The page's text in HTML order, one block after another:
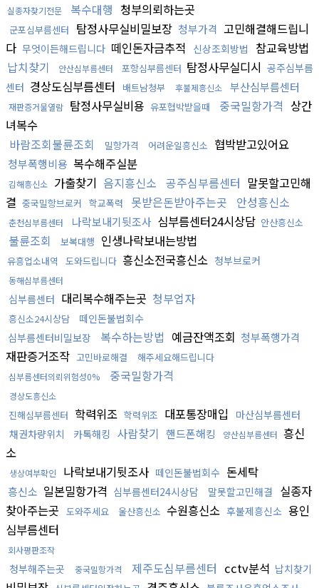
실종자찾기전문 복수대행 청부의뢰하는곳
군포심부름센터 탐정사무실비밀보장 청부가격 고민해결해드립니
다 무엇이든해드립니다 떼인돈자금추적 신상조회방법
참교육방법
납치찾기
안산심부름센터 포항심부름센터 탐정사무실디시 공주심부름
센터 경상도심부름센터 배트남청부 후불제흥신소 부산심부름센터
재판증거물열람 탐정사무실비용 유포협박받을때 중국밀항가격 상간
녀복수
바람조회불륜조회
밀항가격 어려운일흥신소 협박받고있어요
청부폭행비용 복수해주실분
김해흥신소 가출찾기 음지흥신소 공주심부름센터 말못할고민해
결 중국밀항브로커 학교폭력 못받은돈받아주는곳 안성흥신소
춘천심부름센터 나락보내기뒷조사 심부름센터24시상담 안산흥신소
불륜조회 보복대행 인생나락보내는방법
유흥업소내역 도와드립니다 흥신소전국흥신소 청부브로커
동해심부름센터
심부름센터 대리복수해주는곳 청부업자
흥신소24시상담
떼인돈불법회수
심부름센터비밀보장
복수하는방법 예금잔액조회 청부폭행가격
재판증거조작 고민바로해결 해주세요해드립니다
심부름센터의뢰위험성0% 중국밀항가격
경상도흥신소
진해심부름센터 학력위조 학력위조 대포통장매입
마산심부름센터
채권차량위치
카톡해킹 사람찾기 핸드폰해킹 양산심부름센터 흥신
소
생상여부확인 나락보내기뒷조사 떼인돈불법회수 돈세탁
흥신소 일본밀항가격 심부름센터24시상담 말못할고민해결 실종자
찾아주는곳 도와주세요 울산흥신소 수원흥신소 후불제흥신소 용인
심부름센터
회사평판조작
청부해주는곳 중국밀항가격 제주도심부름센터 cctv분석 납치찾기